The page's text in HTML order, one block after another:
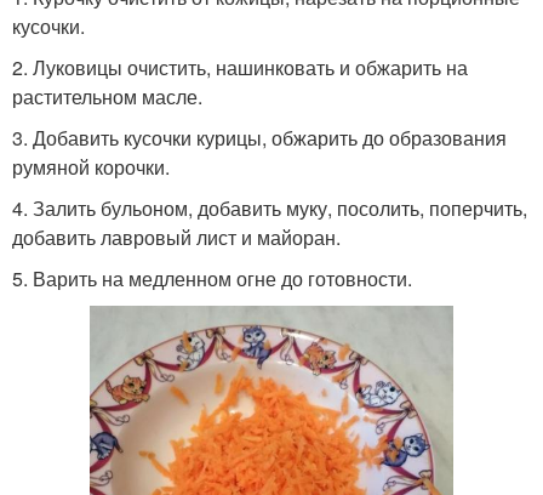
кусочки.
2. Луковицы очистить, нашинковать и обжарить на
растительном масле.
3. Добавить кусочки курицы, обжарить до образования
румяной корочки.
4. Залить бульоном, добавить муку, посолить, поперчить,
добавить лавровый лист и майоран.
5. Варить на медленном огне до готовности.